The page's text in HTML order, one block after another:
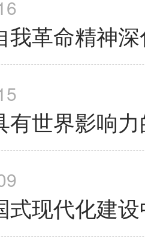
我革命精神
有世界影响
式现代化建